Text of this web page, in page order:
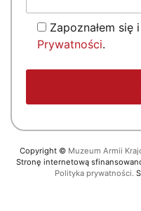
Zapoznałem się
Prywatności.
Copyright © Muzeum Armii
Stronę internetową
Polityka prywatności.